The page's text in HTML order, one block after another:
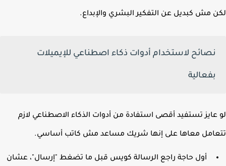
مش كبديل عن التفكير البشري والإبداع.
نصائح لاستخدام أدوات ذكاء اصطناعي للإيميلات
بفعالية
تستفيد أقصى استفادة من أدوات الذكاء الاصطناعي لازم
معاها على إنها شريك مساعد مش كاتب أساسي.
أول حاجة راجع الرسالة كويس قبل ما تضغط "إرسال"، عشان